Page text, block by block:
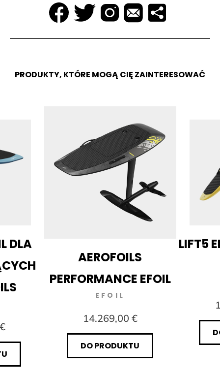
PRODUKTY, KTÓRE MOGĄ CIĘ ZAINTERESOWAĆ
DLA
AEROFOILS
PERFORMANCE EFOIL
EFOIL
14.269,00 €
DO PRODUKTU
LIFT5